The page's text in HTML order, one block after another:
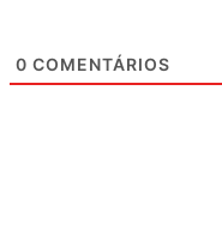
0 COMENTÁRIOS